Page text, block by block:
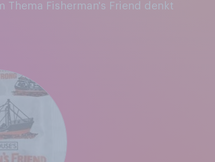
Thema Fisherman's Friend denkt